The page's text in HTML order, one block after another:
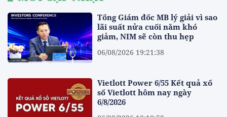
Tổng Giám đốc MB lý giải vì sao
lãi suất nửa cuối năm khó
giảm, NIM sẽ còn thu hẹp
06/08/2026 19:21:38
Vietlott Power 6/55 Kết quả xổ
số Vietlott hôm nay ngày
6/8/2026